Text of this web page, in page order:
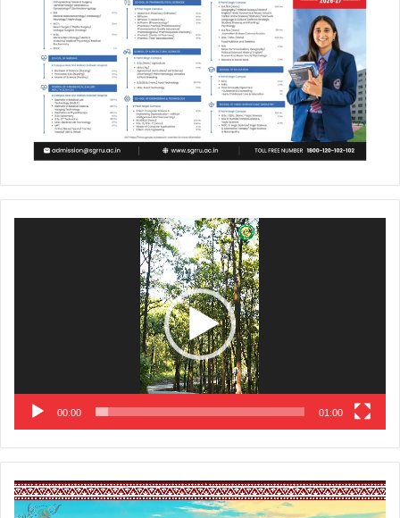
00:00 01:00
Video
Player